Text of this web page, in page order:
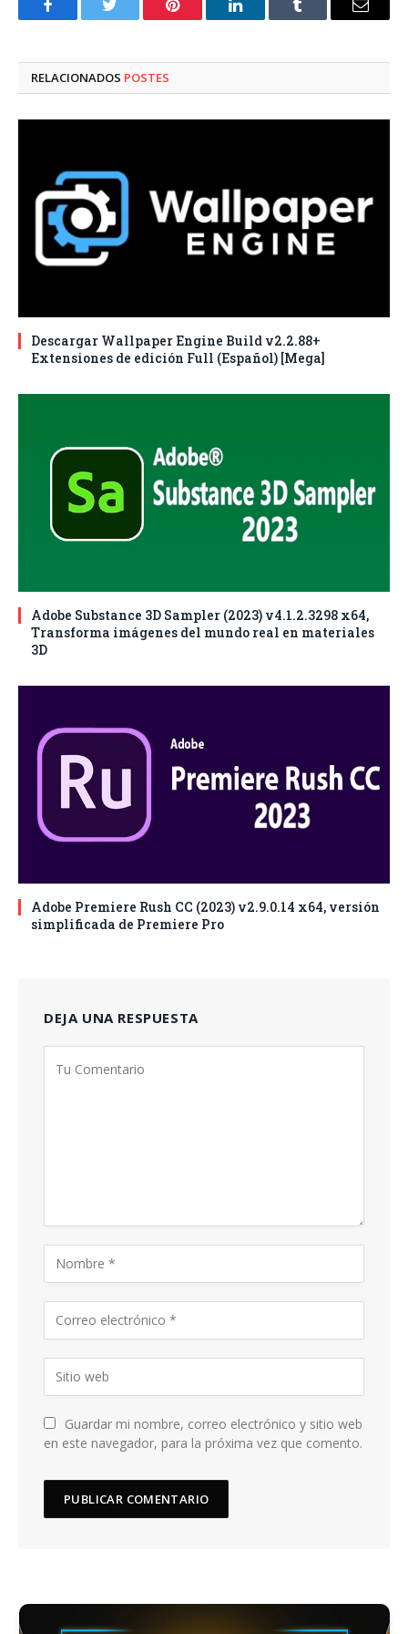
FacebookTwitter Pinterest LinkedInTumblr
Correo
RELACIONADOS POSTES
Descargar Wallpaper Engine Build v2.2.88+
Extensiones de edición Full (Español) [Mega]
Adobe Substance 3D Sampler (2023) v4.1.2.3298 x64,
Transforma imágenes del mundo real en materiales
3D
Adobe Premiere Rush CC (2023) v2.9.0.14 x64, versión
simplificada de Premiere Pro
DEJA UNA RESPUESTA
Guardar mi nombre, correo electrónico y sitio web
en este navegador, para la próxima vez que comento.